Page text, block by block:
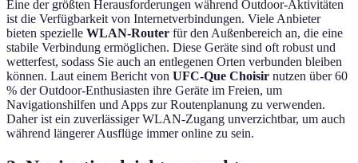
Eine der größten Herausforderungen während Outdoor-Aktivitäten
ist die Verfügbarkeit von Internetverbindungen. Viele Anbieter
bieten spezielle WLAN-Router für den Außenbereich an, die eine
stabile Verbindung ermöglichen. Diese Geräte sind oft robust und
wetterfest, sodass Sie auch an entlegenen Orten verbunden bleiben
können. Laut einem Bericht von UFC-Que Choisir nutzen über 60
% der Outdoor-Enthusiasten ihre Geräte im Freien, um
Navigationshilfen und Apps zur Routenplanung zu verwenden.
Daher ist ein zuverlässiger WLAN-Zugang unverzichtbar, um auch
während längerer Ausflüge immer online zu sein.